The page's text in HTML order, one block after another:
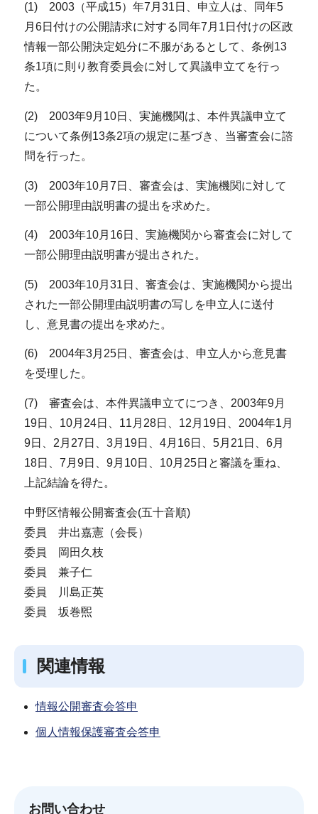
(1) 2003（平成15）年7月31日、申立人は、同年5
月6日付けの公開請求に対する同年7月1日付けの区政
情報一部公開決定処分に不服があるとして、条例13
条1項に則り教育委員会に対して異議申立てを行っ
た。
(2) 2003年9月10日、実施機関は、本件異議申立て
について条例13条2項の規定に基づき、当審査会に諮
問を行った。
(3) 2003年10月7日、審査会は、実施機関に対して
一部公開理由説明書の提出を求めた。
(4) 2003年10月16日、実施機関から審査会に対して
一部公開理由説明書が提出された。
(5) 2003年10月31日、審査会は、実施機関から提出
された一部公開理由説明書の写しを申立人に送付
し、意見書の提出を求めた。
(6) 2004年3月25日、審査会は、申立人から意見書
を受理した。
(7) 審査会は、本件異議申立てにつき、2003年9月
19日、10月24日、11月28日、12月19日、2004年1月
9日、2月27日、3月19日、4月16日、5月21日、6月
18日、7月9日、9月10日、10月25日と審議を重ね、
上記結論を得た。
中野区情報公開審査会(五十音順)
委員 井出嘉憲（会長）
委員 岡田久枝
委員 兼子仁
委員 川島正英
委員 坂巻煕
関連情報
情報公開審査会答申
個人情報保護審査会答申
お問い合わせ